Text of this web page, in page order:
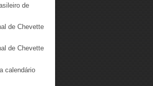
de
de Chevette
de Chevette
calendário